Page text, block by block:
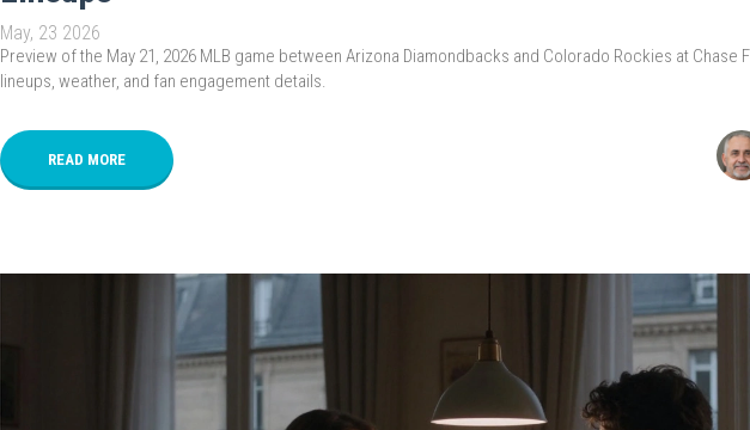
May, 23 2026
Preview of the May 21, 2026 MLB game between Arizona Diamondbacks and Colorado Rockies at Chase
lineups, weather, and fan engagement details.
READ MORE